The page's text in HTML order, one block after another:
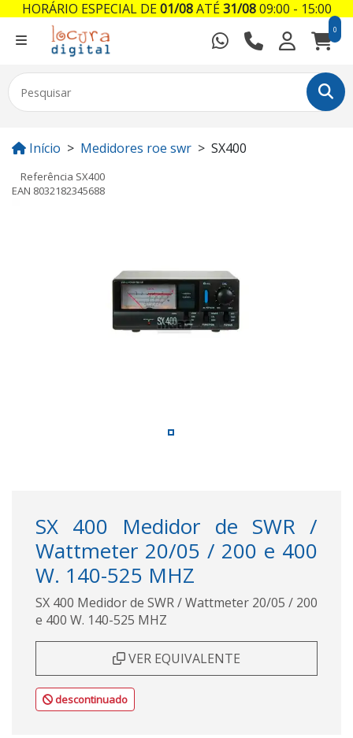
0
Início Medidores roe swr SX400
Referência SX400
EAN 8032182345688
SX 400 Medidor de SWR /
Wattmeter 20/05 / 200 e 400
W. 140-525 MHZ
SX 400 Medidor de SWR / Wattmeter 20/05 / 200
e 400 W. 140-525 MHZ
VER EQUIVALENTE
descontinuado
HORÁRIO ESPECIAL DE01/08ATÉ31/0809:00 - 15:00